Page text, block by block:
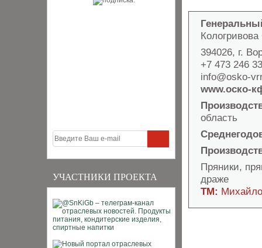
УЧАСТНИКИ ПРОЕКТА
394026, г.
+7 473 246
info@osko-
www.оско-
область
Пряники,
драже
ТМ: